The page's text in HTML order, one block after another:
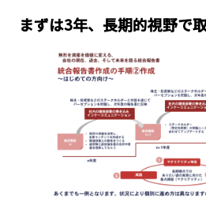
まずは3年、長期的視野で